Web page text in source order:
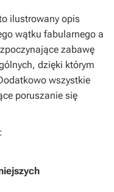
ilustrowany opis
wątku fabularnego a
zabawę
dzięki którym
wszystkie
poruszanie się